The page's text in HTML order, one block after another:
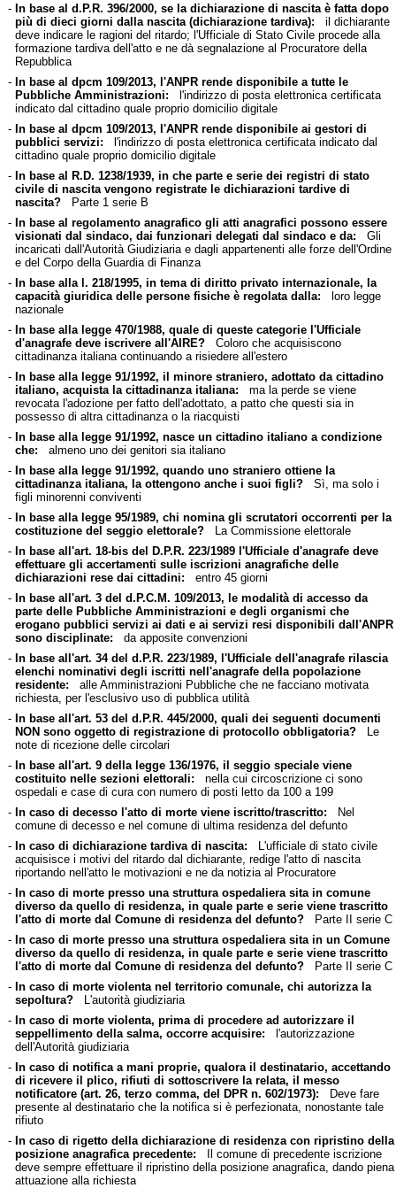
- In base al d.P.R. 396/2000, se la dichiarazione di nascita è fatta dopo
più di dieci giorni dalla nascita (dichiarazione tardiva): il dichiarante
deve indicare le ragioni del ritardo; l'Ufficiale di Stato Civile procede alla
formazione tardiva dell'atto e ne dà segnalazione al Procuratore della
Repubblica
- In base al dpcm 109/2013, l'ANPR rende disponibile a tutte le
Pubbliche Amministrazioni: l'indirizzo di posta elettronica certificata
indicato dal cittadino quale proprio domicilio digitale
- In base al dpcm 109/2013, l'ANPR rende disponibile ai gestori di
pubblici servizi: l'indirizzo di posta elettronica certificata indicato dal
cittadino quale proprio domicilio digitale
- In base al R.D. 1238/1939, in che parte e serie dei registri di stato
civile di nascita vengono registrate le dichiarazioni tardive di
nascita?Parte 1 serie B
- In base al regolamento anagrafico gli atti anagrafici possono essere
visionati dal sindaco, dai funzionari delegati dal sindaco e da: Gli
incaricati dall'Autorità Giudiziaria e dagli appartenenti alle forze dell'Ordine
e del Corpo della Guardia di Finanza
- In base alla l. 218/1995, in tema di diritto privato internazionale, la
capacità giuridica delle persone fisiche è regolata dalla: loro legge
nazionale
- In base alla legge 470/1988, quale di queste categorie l'Ufficiale
d'anagrafe deve iscrivere all'AIRE?Coloro che acquisiscono
cittadinanza italiana continuando a risiedere all'estero
- In base alla legge 91/1992, il minore straniero, adottato da cittadino
italiano, acquista la cittadinanza italiana: ma la perde se viene
revocata l'adozione per fatto dell'adottato, a patto che questi sia in
possesso di altra cittadinanza o la riacquisti
- In base alla legge 91/1992, nasce un cittadino italiano a condizione
che: almeno uno dei genitori sia italiano
- In base alla legge 91/1992, quando uno straniero ottiene la
cittadinanza italiana, la ottengono anche i suoi figli?Sì, ma solo i
figli minorenni conviventi
- In base alla legge 95/1989, chi nomina gli scrutatori occorrenti per la
costituzione del seggio elettorale?La Commissione elettorale
- In base all'art. 18-bis del D.P.R. 223/1989 l'Ufficiale d'anagrafe deve
effettuare gli accertamenti sulle iscrizioni anagrafiche delle
dichiarazioni rese dai cittadini: entro 45 giorni
- In base all'art. 3 del d.P.C.M. 109/2013, le modalità di accesso da
parte delle Pubbliche Amministrazioni e degli organismi che
erogano pubblici servizi ai dati e ai servizi resi disponibili dall'ANPR
sono disciplinate: da apposite convenzioni
- In base all'art. 34 del d.P.R. 223/1989, l'Ufficiale dell'anagrafe rilascia
elenchi nominativi degli iscritti nell'anagrafe della popolazione
residente: alle Amministrazioni Pubbliche che ne facciano motivata
richiesta, per l'esclusivo uso di pubblica utilità
- In base all'art. 53 del d.P.R. 445/2000, quali dei seguenti documenti
NON sono oggetto di registrazione di protocollo obbligatoria?Le
note di ricezione delle circolari
- In base all'art. 9 della legge 136/1976, il seggio speciale viene
costituito nelle sezioni elettorali: nella cui circoscrizione ci sono
ospedali e case di cura con numero di posti letto da 100 a 199
- In caso di decesso l'atto di morte viene iscritto/trascritto: Nel
comune di decesso e nel comune di ultima residenza del defunto
- In caso di dichiarazione tardiva di nascita: L'ufficiale di stato civile
acquisisce i motivi del ritardo dal dichiarante, redige l'atto di nascita
riportando nell'atto le motivazioni e ne da notizia al Procuratore
- In caso di morte presso una struttura ospedaliera sita in comune
diverso da quello di residenza, in quale parte e serie viene trascritto
l'atto di morte dal Comune di residenza del defunto?Parte II serie C
- In caso di morte presso una struttura ospedaliera sita in un Comune
diverso da quello di residenza, in quale parte e serie viene trascritto
l'atto di morte dal Comune di residenza del defunto?Parte II serie C
- In caso di morte violenta nel territorio comunale, chi autorizza la
sepoltura?L'autorità giudiziaria
- In caso di morte violenta, prima di procedere ad autorizzare il
seppellimento della salma, occorre acquisire: l'autorizzazione
dell'Autorità giudiziaria
- In caso di notifica a mani proprie, qualora il destinatario, accettando
di ricevere il plico, rifiuti di sottoscrivere la relata, il messo
notificatore (art. 26, terzo comma, del DPR n. 602/1973): Deve fare
presente al destinatario che la notifica si è perfezionata, nonostante tale
rifiuto
- In caso di rigetto della dichiarazione di residenza con ripristino della
posizione anagrafica precedente: Il comune di precedente iscrizione
deve sempre effettuare il ripristino della posizione anagrafica, dando piena
attuazione alla richiesta